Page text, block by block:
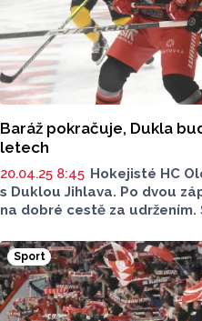
Baráž pokračuje, Dukla
letech
20.04.25 8:45 Hokejisté HC
s Duklou Jihlava. Po dvou
na dobré cestě za
Což není neobvyklé, stává
to neobvyklé přece jen je –
vrátí tam, kde vznikla.
Sport